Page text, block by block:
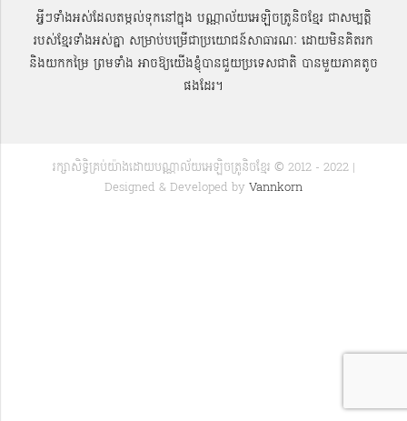
អ្វីៗទាំងអស់ដែលតម្កល់ទុកនៅក្នុង បណ្ណាល័យអេឡិចត្រូនិចខ្មែរ ជាសម្បតិ្ត
របស់ខ្មែរទាំងអស់គ្នា សម្រាប់បម្រើជាប្រយោជន៍សាធារណៈ ដោយមិនគិតរក
និងយកកម្រៃ ព្រមទាំង អាចឱ្យយើងខ្ញុំបានជួយប្រទេសជាតិ បានមួយភាគតូច
ផងដែរ។
រក្សាសិទ្ធិគ្រប់យ៉ាងដោយបណ្ណាល័យអេឡិចត្រូនិចខ្មែរ © 2012 - 2022 |
Designed & Developed by Vannkorn